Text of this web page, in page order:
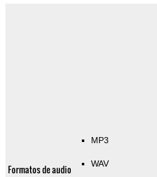
Formatos de audio
MP3
WAV